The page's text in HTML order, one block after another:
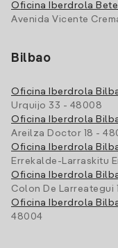
Oficina Iberdrola
Avenida Vicente
Bilbao
Oficina Iberdrola
Urquijo 33 - 48008
Oficina Iberdrola
Areilza Doctor 18 -
Oficina Iberdrola
Errekalde-Larraskitu
Oficina Iberdrola
Colon De Larreategui
Oficina Iberdrola
48004